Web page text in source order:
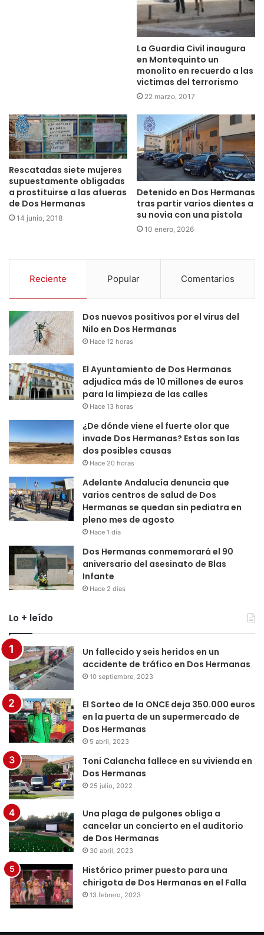
La Guardia Civil inaugura
en Montequinto un
monolito en recuerdo a las
victimas del terrorismo
22 marzo, 2017
Rescatadas siete mujeres
supuestamente obligadas
a prostituirse a las afueras
de Dos Hermanas
14 junio, 2018
Detenido en Dos Hermanas
tras partir varios dientes a
su novia con una pistola
10 enero, 2026
Reciente Popular Comentarios
Dos nuevos positivos por el virus del
Nilo en Dos Hermanas
Hace 12 horas
El Ayuntamiento de Dos Hermanas
adjudica más de 10 millones de euros
para la limpieza de las calles
Hace 13 horas
¿De dónde viene el fuerte olor que
invade Dos Hermanas? Estas son las
dos posibles causas
Hace 20 horas
Adelante Andalucía denuncia que
varios centros de salud de Dos
Hermanas se quedan sin pediatra en
pleno mes de agosto
Hace 1 día
Dos Hermanas conmemorará el 90
aniversario del asesinato de Blas
Infante
Hace 2 días
Lo + leído
Un fallecido y seis heridos en un
accidente de tráfico en Dos Hermanas
10 septiembre, 2023
El Sorteo de la ONCE deja 350.000 euros
en la puerta de un supermercado de
Dos Hermanas
5 abril, 2023
Toni Calancha fallece en su vivienda en
Dos Hermanas
25 julio, 2022
Una plaga de pulgones obliga a
cancelar un concierto en el auditorio
de Dos Hermanas
30 abril, 2023
Histórico primer puesto para una
chirigota de Dos Hermanas en el Falla
13 febrero, 2023